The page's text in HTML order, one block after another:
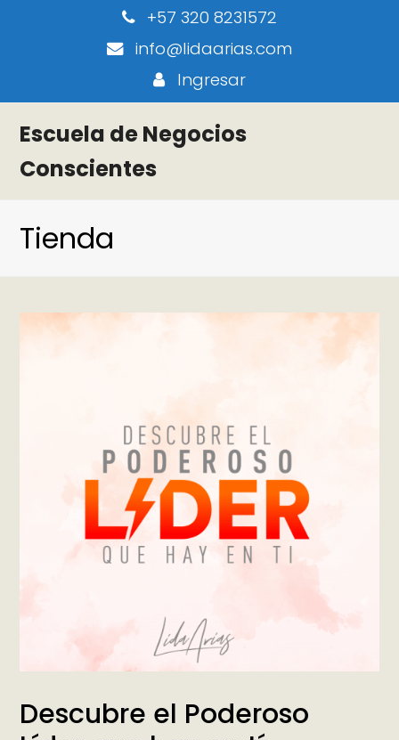
+57 320 8231572
info@lidaarias.com
Ingresar
Escuela de Negocios
Conscientes
Tienda
Descubre el Poderoso